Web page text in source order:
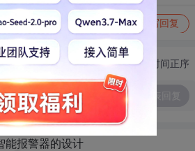
写回复
切换为时间正序
能报警器的设计